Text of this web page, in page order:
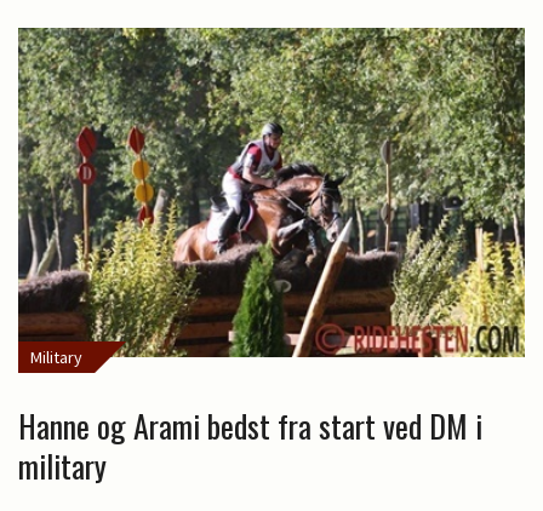
Military
Hanne og Arami bedst fra start ved DM i
military